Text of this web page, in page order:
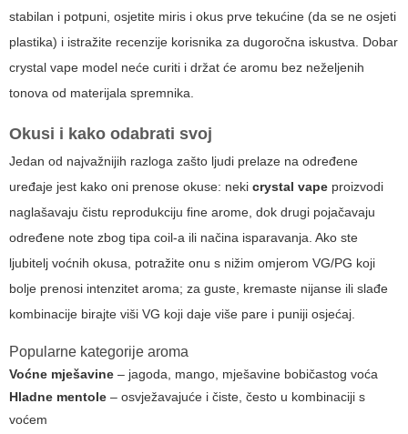
stabilan i potpuni, osjetite miris i okus prve tekućine (da se ne osjeti
plastika) i istražite recenzije korisnika za dugoročna iskustva. Dobar
crystal vape model neće curiti i držat će aromu bez neželjenih
tonova od materijala spremnika.
Okusi i kako odabrati svoj
Jedan od najvažnijih razloga zašto ljudi prelaze na određene
uređaje jest kako oni prenose okuse: neki crystal vape proizvodi
naglašavaju čistu reprodukciju fine arome, dok drugi pojačavaju
određene note zbog tipa coil-a ili načina isparavanja. Ako ste
ljubitelj voćnih okusa, potražite onu s nižim omjerom VG/PG koji
bolje prenosi intenzitet aroma; za guste, kremaste nijanse ili slađe
kombinacije birajte viši VG koji daje više pare i puniji osjećaj.
Popularne kategorije aroma
Voćne mješavine – jagoda, mango, mješavine bobičastog voća
Hladne mentole – osvježavajuće i čiste, često u kombinaciji s
voćem